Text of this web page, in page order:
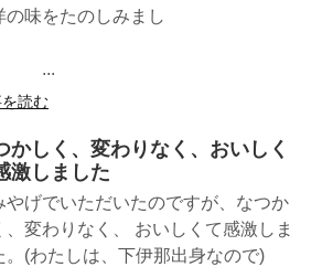
の味をたのしみまし
。
読む
かしく、変わりなく、おいしく
激しました
やげでいただいたのですが、なつか
、変わりなく、 おいしくて感激しま
。(わたしは、下伊那出身なので)